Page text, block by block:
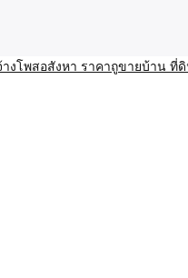
เกิลและ
งโพสอสัง
าถูก ขายบ้าน ขายที่ดิน เว็บปร